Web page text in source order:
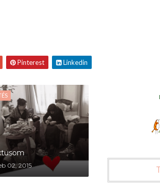
Pinterest Linkedin
02, 2015